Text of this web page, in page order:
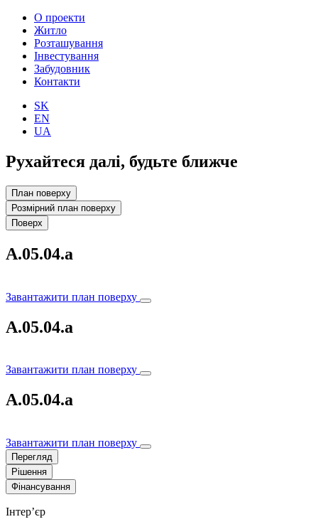
О проекти
Житло
Розташування
Інвестування
Забудовник
Контакти
SK
EN
UA
Рухайтеся далі, будьте ближче
План поверху
Розмірний план поверху
Поверх
A.05.04.a
Завантажити план поверху
A.05.04.a
Завантажити план поверху
A.05.04.a
Завантажити план поверху
Перегляд
Рішення
Фінансування
Інтер’єр